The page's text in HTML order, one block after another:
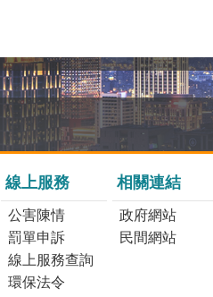
線上服務
公害陳情
罰單申訴
線上服務查詢
環保法令
相關連結
政府網站
民間網站